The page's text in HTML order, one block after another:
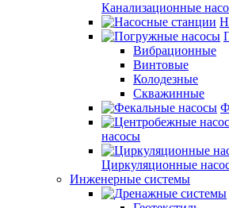
Канализационные
Вибрационные
Винтовые
Колодезные
Скважинные
насосы
Циркуляционные
Инженерные системы